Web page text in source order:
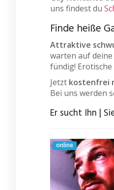
uns findest du
Finde heiße
Attraktive
warten auf deine
fündig!
Jetzt kostenfrei
Bei uns werden
Er sucht Ihn |
online